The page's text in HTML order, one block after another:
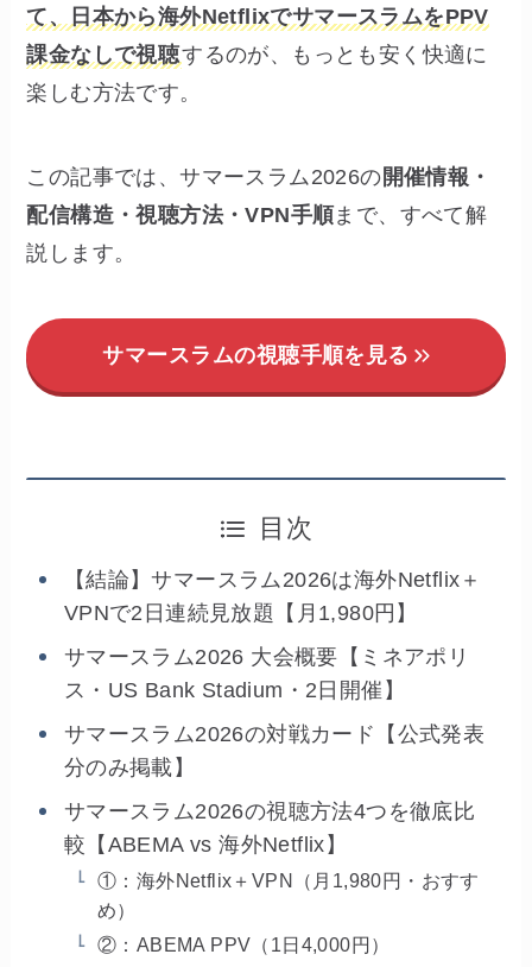
て、日本から海外NetflixでサマースラムをPPV
課金なしで視聴するのが、もっとも安く快適に
楽しむ方法です。
この記事では、サマースラム2026の 開催情報・
配信構造・視聴方法・VPN手順まで、すべて解
説します。
サマースラムの視聴手順を見る
目次
【結論】サマースラム2026は海外Netflix＋
VPNで2日連続見放題【月1,980円】
サマースラム2026 大会概要【ミネアポリ
ス・US Bank Stadium・2日開催】
サマースラム2026の対戦カード【公式発表
分のみ掲載】
サマースラム2026の視聴方法4つを徹底比
較【ABEMA vs 海外Netflix】
①：海外Netflix＋VPN（月1,980円・おすす
め）
②：ABEMA PPV（1日4,000円）